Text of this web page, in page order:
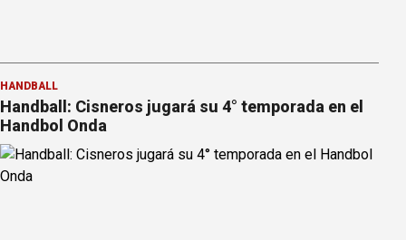
HANDBALL
Handball: Cisneros jugará su 4° temporada en el
Handbol Onda